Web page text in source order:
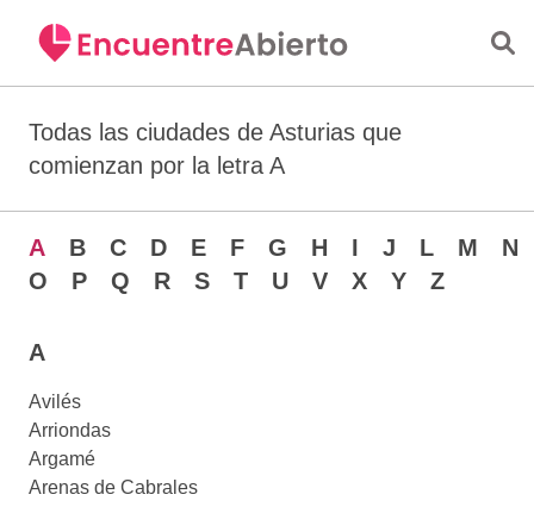
Todas las ciudades de Asturias que
comienzan por la letra A
A B C D E F G H I J L M
N
O
P Q R S T U V X Y Z
A
Avilés
Arriondas
Argamé
Arenas de Cabrales